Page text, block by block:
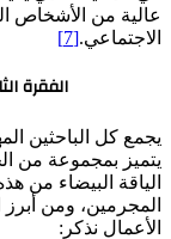
عالية من الأشخاص
الاجتماعي.[7]
الفقرة
يجمع كل الباحثين
يتميز بمجموعة من
الياقة البيضاء من
المجرمين، ومن
الأعمال نذكر: